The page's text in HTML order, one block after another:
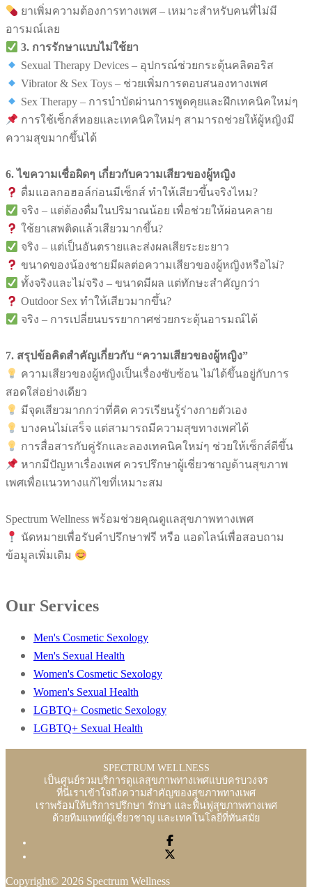
ยาเพิ่มความต้องการทางเพศ – เหมาะสำหรับคนที่ไม่มี
อารมณ์เลย
3. การรักษาแบบไม่ใช้ยา
Sexual Therapy Devices – อุปกรณ์ช่วยกระตุ้นคลิตอริส
Vibrator & Sex Toys – ช่วยเพิ่มการตอบสนองทางเพศ
Sex Therapy – การบำบัดผ่านการพูดคุยและฝึกเทคนิคใหม่ๆ
การใช้เซ็กส์ทอยและเทคนิคใหม่ๆ สามารถช่วยให้ผู้หญิงมี
ความสุขมากขึ้นได้
6. ไขความเชื่อผิดๆ เกี่ยวกับความเสียวของผู้หญิง
ดื่มแอลกอฮอล์ก่อนมีเซ็กส์ ทำให้เสียวขึ้นจริงไหม?
จริง – แต่ต้องดื่มในปริมาณน้อย เพื่อช่วยให้ผ่อนคลาย
ใช้ยาเสพติดแล้วเสียวมากขึ้น?
จริง – แต่เป็นอันตรายและส่งผลเสียระยะยาว
ขนาดของน้องชายมีผลต่อความเสียวของผู้หญิงหรือไม่?
ทั้งจริงและไม่จริง – ขนาดมีผล แต่ทักษะสำคัญกว่า
Outdoor Sex ทำให้เสียวมากขึ้น?
จริง – การเปลี่ยนบรรยากาศช่วยกระตุ้นอารมณ์ได้
7. สรุปข้อคิดสำคัญเกี่ยวกับ “ความเสียวของผู้หญิง”
ความเสียวของผู้หญิงเป็นเรื่องซับซ้อน ไม่ได้ขึ้นอยู่กับการ
สอดใส่อย่างเดียว
มีจุดเสียวมากกว่าที่คิด ควรเรียนรู้ร่างกายตัวเอง
บางคนไม่เสร็จ แต่สามารถมีความสุขทางเพศได้
การสื่อสารกับคู่รักและลองเทคนิคใหม่ๆ ช่วยให้เซ็กส์ดีขึ้น
หากมีปัญหาเรื่องเพศ ควรปรึกษาผู้เชี่ยวชาญด้านสุขภาพ
เพศเพื่อแนวทางแก้ไขที่เหมาะสม
Spectrum Wellness พร้อมช่วยคุณดูแลสุขภาพทางเพศ
นัดหมายเพื่อรับคำปรึกษาฟรี หรือ แอดไลน์เพื่อสอบถาม
ข้อมูลเพิ่มเติม
Our Services
Men's Cosmetic Sexology
Men's Sexual Health
Women's Cosmetic Sexology
Women's Sexual Health
LGBTQ+ Cosmetic Sexology
LGBTQ+ Sexual Health
SPECTRUM WELLNESS
เป็นศูนย์รวมบริการดูแลสุขภาพทางเพศแบบครบวงจร
ที่นี่เราเข้าใจถึงความสำคัญของสุขภาพทางเพศ
เราพร้อมให้บริการปรึกษา รักษา และฟื้นฟูสุขภาพทางเพศ
ด้วยทีมแพทย์ผู้เชี่ยวชาญ และเทคโนโลยีที่ทันสมัย
Copyright© 2026 Spectrum Wellness